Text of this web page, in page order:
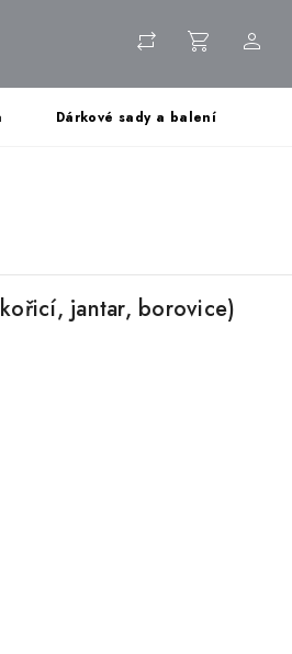
Dárkové sady a balení
jantar, borovice)